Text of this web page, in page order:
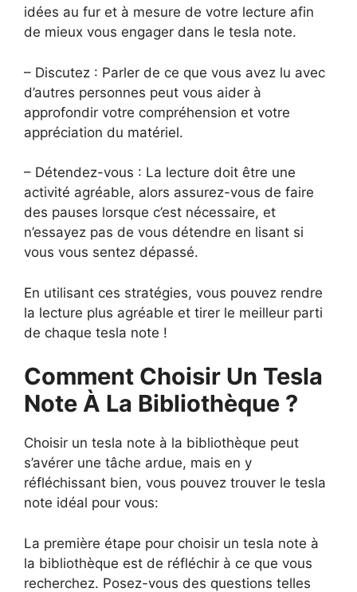
idées au fur et à mesure de votre lecture afin
de mieux vous engager dans le tesla note.
– Discutez : Parler de ce que vous avez lu avec
d’autres personnes peut vous aider à
approfondir votre compréhension et votre
appréciation du matériel.
– Détendez-vous : La lecture doit être une
activité agréable, alors assurez-vous de faire
des pauses lorsque c’est nécessaire, et
n’essayez pas de vous détendre en lisant si
vous vous sentez dépassé.
En utilisant ces stratégies, vous pouvez rendre
la lecture plus agréable et tirer le meilleur parti
de chaque tesla note !
Comment Choisir Un Tesla
Note À La Bibliothèque ?
Choisir un tesla note à la bibliothèque peut
s’avérer une tâche ardue, mais en y
réfléchissant bien, vous pouvez trouver le tesla
note idéal pour vous:
La première étape pour choisir un tesla note à
la bibliothèque est de réfléchir à ce que vous
recherchez. Posez-vous des questions telles